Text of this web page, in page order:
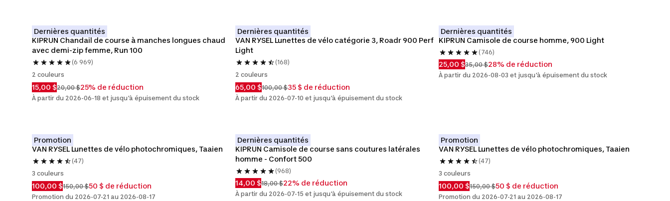
Dernières quantités
KIPRUN Chandail de course à manches longues chaud
avec demi-zip femme, Run 100
(6 969)
2 couleurs
15,00 $20,00 $25% de réduction
À partir du 2026-06-18 et jusqu'à épuisement du stock
Dernières quantités
VAN RYSEL Lunettes de vélo catégorie 3, Roadr 900 Perf
Light
(168)
2 couleurs
65,00 $100,00 $35 $ de réduction
À partir du 2026-07-10 et jusqu'à épuisement du stock
Dernières quantités
KIPRUN Camisole de course homme, 900 Light
(746)
25,00 $35,00 $28% de réduction
À partir du 2026-08-03 et jusqu'à épuisement du stock
Promotion
VAN RYSEL Lunettes de vélo photochromiques, Taaien
(47)
3 couleurs
100,00 $150,00 $50 $ de réduction
Promotion du 2026-07-21 au 2026-08-17
Dernières quantités
KIPRUN Camisole de course sans coutures latérales
homme - Confort 500
(968)
14,00 $18,00 $22% de réduction
À partir du 2026-07-15 et jusqu'à épuisement du stock
Promotion
VAN RYSEL Lunettes de vélo photochromiques, Taaien
(47)
3 couleurs
100,00 $150,00 $50 $ de réduction
Promotion du 2026-07-21 au 2026-08-17